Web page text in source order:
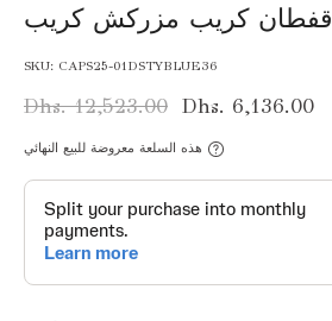
قفطان كريب مزركش كريب
SKU: CAPS25-01DSTYBLUE36
Dhs. 12,523.00 Dhs. 6,136.00
هذه السلعة معروضة للبيع النهائي